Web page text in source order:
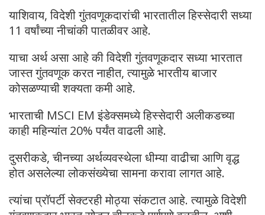
याशिवाय, विदेशी गुंतवणूकदारांची भारतातील हिस्सेदारी सध्या
11 वर्षांच्या नीचांकी पातळीवर आहे.
याचा अर्थ असा आहे की विदेशी गुंतवणूकदार सध्या भारतात
जास्त गुंतवणूक करत नाहीत, त्यामुळे भारतीय बाजार
कोसळण्याची शक्यता कमी आहे.
भारताची MSCI EM इंडेक्समध्ये हिस्सेदारी अलीकडच्या
काही महिन्यांत 20% पर्यंत वाढली आहे.
दुसरीकडे, चीनच्या अर्थव्यवस्थेला धीम्या वाढीचा आणि वृद्ध
होत असलेल्या लोकसंख्येचा सामना करावा लागत आहे.
त्यांचा प्रॉपर्टी सेक्टरही मोठ्या संकटात आहे. त्यामुळे विदेशी